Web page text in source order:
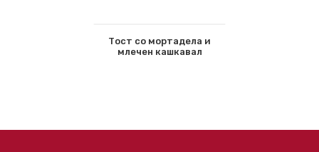
Тост со мортадела и
млечен кашкавал